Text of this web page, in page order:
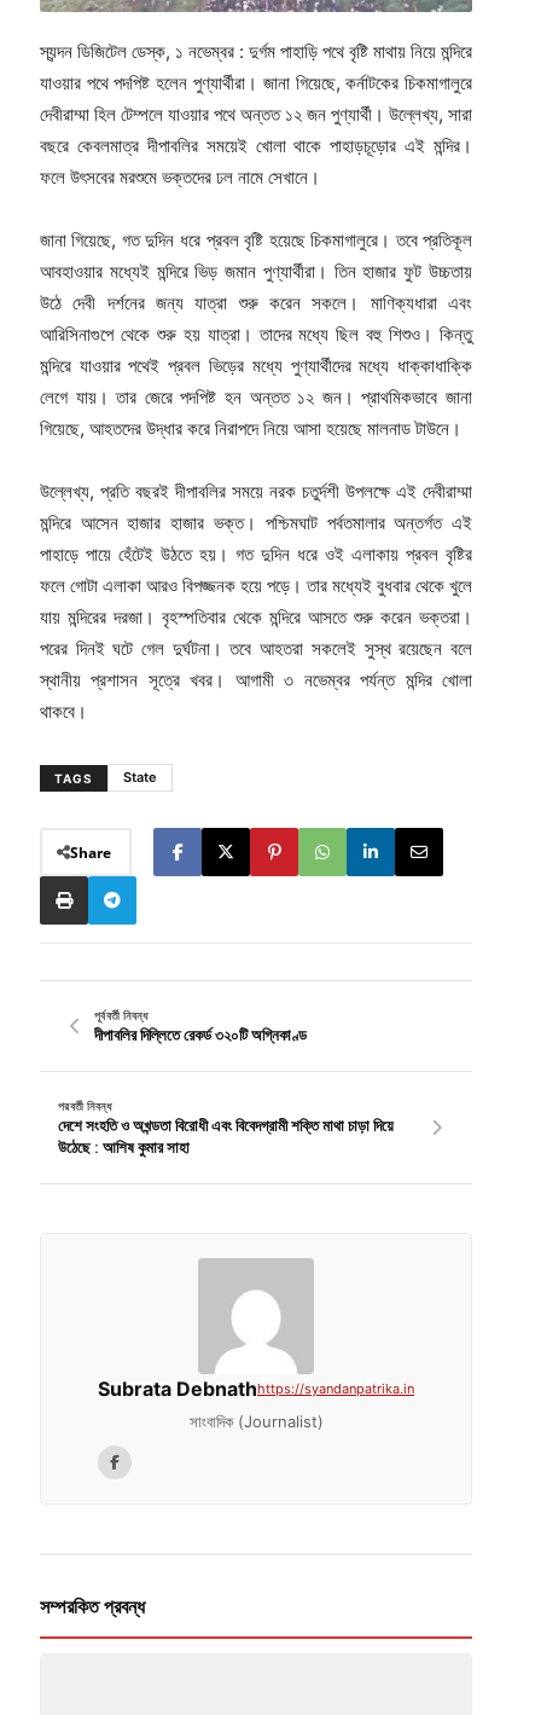
স্যন্দন ডিজিটেল ডেস্ক, ১ নভেম্বর : দুর্গম পাহাড়ি পথে বৃষ্টি মাথায় নিয়ে মন্দিরে
যাওয়ার পথে পদপিষ্ট হলেন পুণ্যার্থীরা। জানা গিয়েছে, কর্নাটকের চিকমাগালুরে
দেবীরাম্মা হিল টেম্পলে যাওয়ার পথে অন্তত ১২ জন পুণ্যার্থী। উল্লেখ্য, সারা
বছরে কেবলমাত্র দীপাবলির সময়েই খোলা থাকে পাহাড়চূড়োর এই মন্দির।
ফলে উৎসবের মরশুমে ভক্তদের ঢল নামে সেখানে।
জানা গিয়েছে, গত দুদিন ধরে প্রবল বৃষ্টি হয়েছে চিকমাগালুরে। তবে প্রতিকূল
আবহাওয়ার মধ্যেই মন্দিরে ভিড় জমান পুণ্যার্থীরা। তিন হাজার ফুট উচ্চতায়
উঠে দেবী দর্শনের জন্য যাত্রা শুরু করেন সকলে। মাণিক্যধারা এবং
আরিসিনাগুপে থেকে শুরু হয় যাত্রা। তাদের মধ্যে ছিল বহু শিশুও। কিন্তু
মন্দিরে যাওয়ার পথেই প্রবল ভিড়ের মধ্যে পুণ্যার্থীদের মধ্যে ধাক্কাধাক্কি
লেগে যায়। তার জেরে পদপিষ্ট হন অন্তত ১২ জন। প্রাথমিকভাবে জানা
গিয়েছে, আহতদের উদ্ধার করে নিরাপদে নিয়ে আসা হয়েছে মালনাড টাউনে।
উল্লেখ্য, প্রতি বছরই দীপাবলির সময়ে নরক চতুর্দশী উপলক্ষে এই দেবীরাম্মা
মন্দিরে আসেন হাজার হাজার ভক্ত। পশ্চিমঘাট পর্বতমালার অন্তর্গত এই
পাহাড়ে পায়ে হেঁটেই উঠতে হয়। গত দুদিন ধরে ওই এলাকায় প্রবল বৃষ্টির
ফলে গোটা এলাকা আরও বিপজ্জনক হয়ে পড়ে। তার মধ্যেই বুধবার থেকে খুলে
যায় মন্দিরের দরজা। বৃহস্পতিবার থেকে মন্দিরে আসতে শুরু করেন ভক্তরা।
পরের দিনই ঘটে গেল দুর্ঘটনা। তবে আহতরা সকলেই সুস্থ রয়েছেন বলে
স্থানীয় প্রশাসন সূত্রে খবর। আগামী ৩ নভেম্বর পর্যন্ত মন্দির খোলা
থাকবে।
TAGS State
Share
পূর্ববর্তী নিবন্ধ
দীপাবলির দিল্লিতে রেকর্ড ৩২০টি অগ্নিকাণ্ড
পরবর্তী নিবন্ধ
দেশে সংহতি ও অখন্ডতা বিরোধী এবং বিবেদগ্রামী শক্তি মাথা চাড়া দিয়ে
উঠেছে : আশিষ কুমার সাহা
Subrata Debnathhttps://syandanpatrika.in
সাংবাদিক (Journalist)
সম্পরকিত প্রবন্ধ